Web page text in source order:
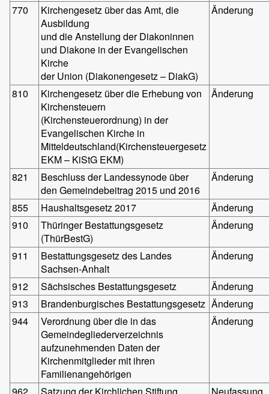
770
Kirchengesetz über das Amt, die
Ausbildung
und die Anstellung der Diakoninnen
und Diakone in der Evangelischen
Kirche
der Union (Diakonengesetz – DiakG)
Änderung
810
Kirchengesetz über die Erhebung von
Kirchensteuern
(Kirchensteuerordnung) in der
Evangelischen Kirche in
Mitteldeutschland(Kirchensteuergesetz
EKM – KiStG EKM)
Änderung
821
Beschluss der Landessynode über
den Gemeindebeitrag 2015 und 2016
Änderung
855 Haushaltsgesetz 2017
Änderung
910
Thüringer Bestattungsgesetz
(ThürBestG)
Änderung
911
Bestattungsgesetz des Landes
Sachsen-Anhalt
Änderung
912 Sächsisches Bestattungsgesetz
Änderung
913
Brandenburgisches Bestattungsgesetz Änderung
944
Verordnung über die in das
Gemeindegliederverzeichnis
aufzunehmenden Daten der
Kirchenmitglieder mit ihren
Familienangehörigen
Änderung
962 Satzung der Kirchlichen Stiftung Neufassung